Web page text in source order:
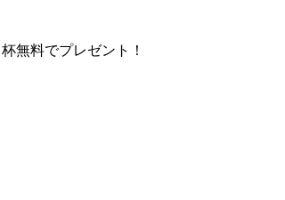
無料でプレゼント！